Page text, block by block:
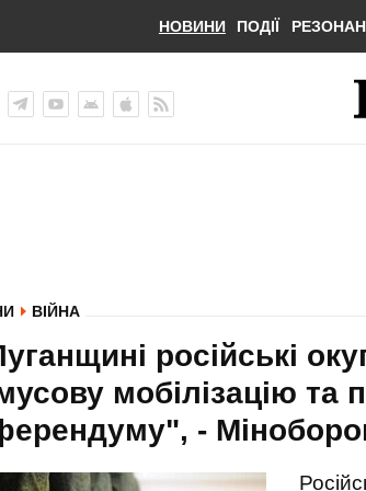
НОВИНИ ПОДІЇ
ВІЙНА
російські
мобілізацію та
-